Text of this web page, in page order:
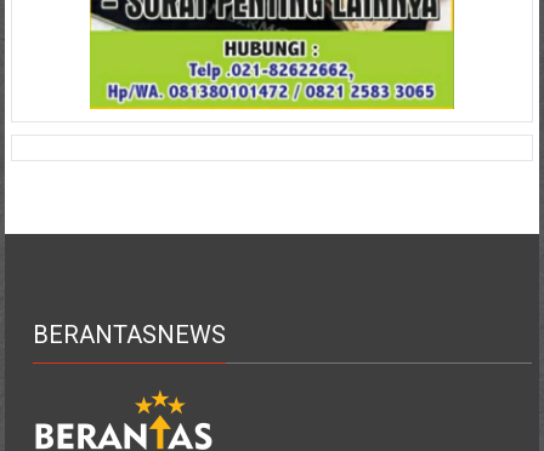
BERANTASNEWS